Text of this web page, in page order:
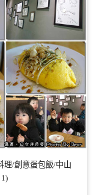
理/創意蛋包飯/中山